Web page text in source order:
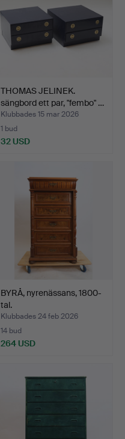
THOMAS JELINEK.
sängbord ett par, "fembo" …
Klubbades 15 mar 2026
1 bud
32 USD
BYRÅ, nyrenässans, 1800-
tal.
Klubbades 24 feb 2026
14 bud
264 USD